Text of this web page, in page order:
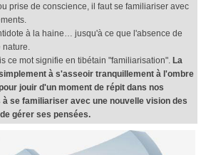
prise de conscience, il faut se familiariser avec
à la haine… jusqu'à ce que l'absence de
nature.
ce mot signifie en tibétain "familiarisation". La
à s'asseoir tranquillement à l'ombre
jouir d'un moment de répit dans nos
se familiariser avec une nouvelle vision des
gérer ses pensées.